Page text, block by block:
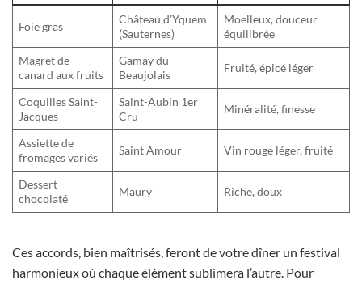
Foie gras
Château d’Yquem
(Sauternes)
Moelleux, douceur
équilibrée
Magret de
canard aux fruits
Gamay du
Beaujolais
Fruité, épicé léger
Coquilles Saint-
Jacques
Saint-Aubin 1er
Cru
Minéralité, finesse
Assiette de
fromages variés
Saint Amour Vin rouge léger, fruité
Dessert
chocolaté
Maury Riche, doux
Ces accords, bien maîtrisés, feront de votre dîner un festival
harmonieux où chaque élément sublimera l’autre. Pour